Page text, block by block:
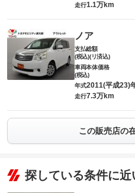
走行1.1万km
ノア
支払総額
(税込)(リ済込)
車両本体価格
(税込)
年式2011(平成23)
走行7.3万km
この販売店の
探している条件に近